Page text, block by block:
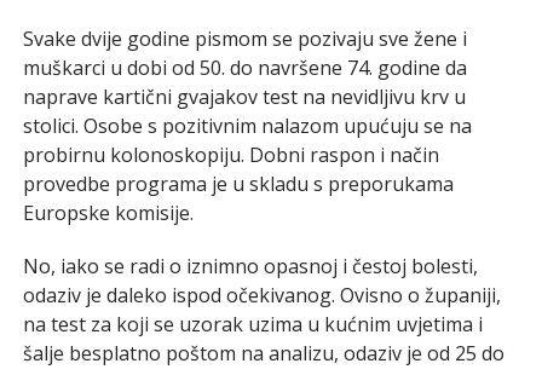
Svake dvije godine pismom se pozivaju sve žene i
muškarci u dobi od 50. do navršene 74. godine da
naprave kartični gvajakov test na nevidljivu krv u
stolici. Osobe s pozitivnim nalazom upućuju se na
probirnu kolonoskopiju. Dobni raspon i način
provedbe programa je u skladu s preporukama
Europske komisije.
No, iako se radi o iznimno opasnoj i čestoj bolesti,
odaziv je daleko ispod očekivanog. Ovisno o županiji,
na test za koji se uzorak uzima u kućnim uvjetima i
šalje besplatno poštom na analizu, odaziv je od 25 do